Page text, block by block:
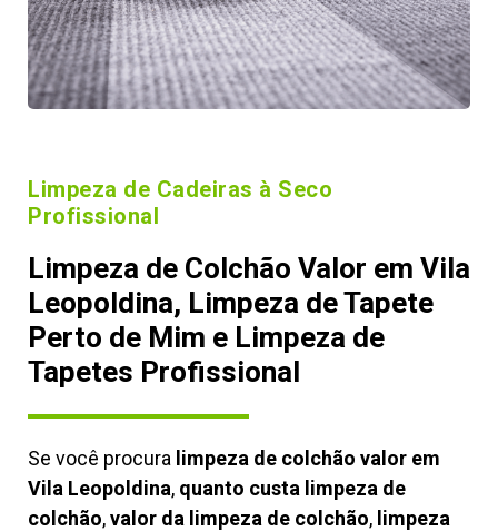
Limpeza de Cadeiras à Seco
Profissional
Limpeza de Colchão Valor em Vila
Leopoldina, Limpeza de Tapete
Perto de Mim e Limpeza de
Tapetes Profissional
Se você procura limpeza de colchão valor em
Vila Leopoldina, quanto custa limpeza de
colchão,valor da limpeza de colchão, limpeza